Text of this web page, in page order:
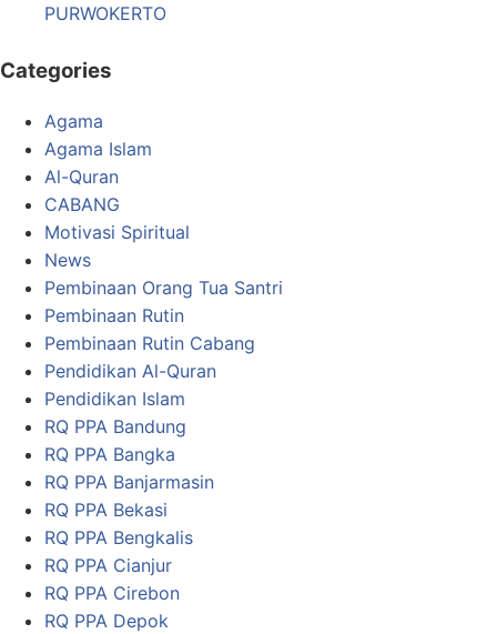
PURWOKERTO
Categories
Agama
Agama Islam
Al-Quran
CABANG
Motivasi Spiritual
News
Pembinaan Orang Tua Santri
Pembinaan Rutin
Pembinaan Rutin Cabang
Pendidikan Al-Quran
Pendidikan Islam
RQ PPA Bandung
RQ PPA Bangka
RQ PPA Banjarmasin
RQ PPA Bekasi
RQ PPA Bengkalis
RQ PPA Cianjur
RQ PPA Cirebon
RQ PPA Depok